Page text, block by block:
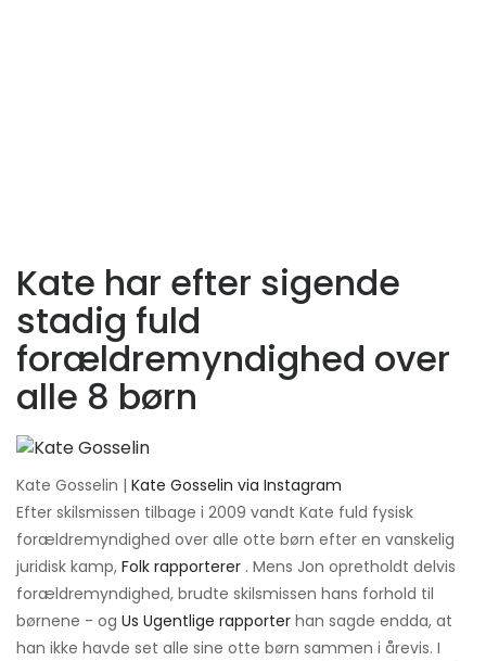
Kate har efter sigende
stadig fuld
forældremyndighed over
alle 8 børn
Kate Gosselin | Kate Gosselin via Instagram
Efter skilsmissen tilbage i 2009 vandt Kate fuld fysisk
forældremyndighed over alle otte børn efter en vanskelig
juridisk kamp, Folk rapporterer . Mens Jon opretholdt delvis
forældremyndighed, brudte skilsmissen hans forhold til
børnene - og Us Ugentlige rapporter han sagde endda, at
han ikke havde set alle sine otte børn sammen i årevis. I